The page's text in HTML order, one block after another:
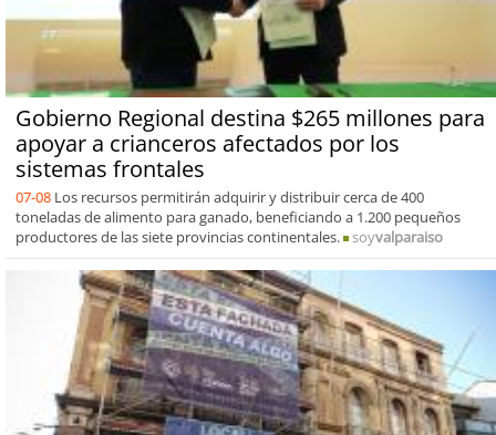
Gobierno Regional destina $265 millones para
apoyar a crianceros afectados por los
sistemas frontales
07-08 Los recursos permitirán adquirir y distribuir cerca de 400
toneladas de alimento para ganado, beneficiando a 1.200 pequeños
productores de las siete provincias continentales.
soyvalparaiso